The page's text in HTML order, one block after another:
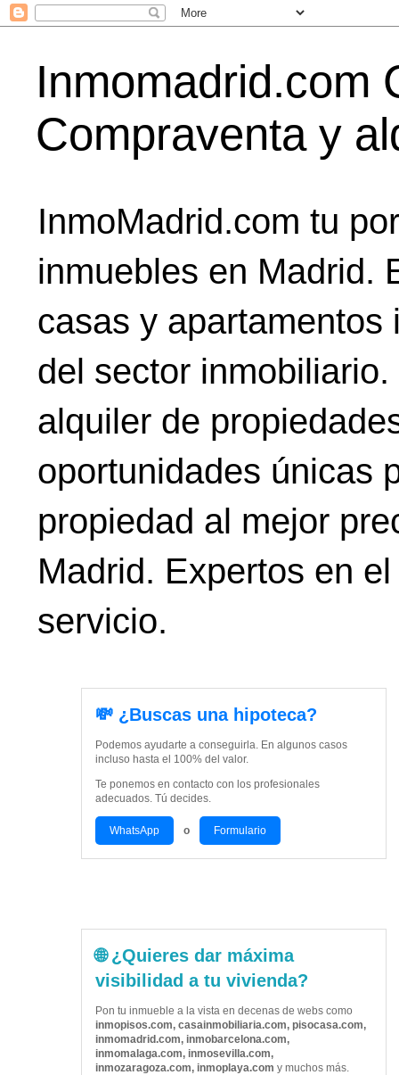
Inmomadrid.com
Compraventa y
InmoMadrid.com tu
inmuebles en Madrid.
casas y
del sector
alquiler de
oportunidades únicas
propiedad al mejor
Madrid. Expertos en
servicio.
💸 ¿Buscas una hipoteca?
Podemos ayudarte a conseguirla. En algunos casos
incluso hasta el 100% del valor.
Te ponemos en contacto con los profesionales
adecuados. Tú decides.
WhatsApp o Formulario
🌐 ¿Quieres dar máxima
visibilidad a tu vivienda?
Pon tu inmueble a la vista en decenas de webs como
inmopisos.com, casainmobiliaria.com, pisocasa.com,
inmomadrid.com, inmobarcelona.com,
inmomalaga.com, inmosevilla.com,
inmozaragoza.com, inmoplaya.com y muchos más.